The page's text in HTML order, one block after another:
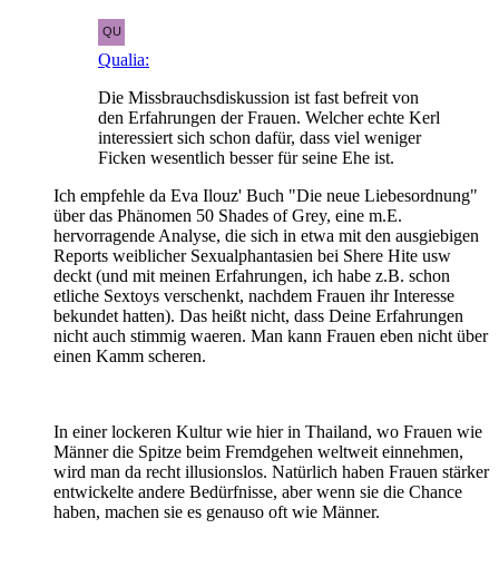
Qualia:
Die Missbrauchsdiskussion ist fast befreit von
den Erfahrungen der Frauen. Welcher echte Kerl
interessiert sich schon dafür, dass viel weniger
Ficken wesentlich besser für seine Ehe ist.
Ich empfehle da Eva Ilouz' Buch "Die neue Liebesordnung"
über das Phänomen 50 Shades of Grey, eine m.E.
hervorragende Analyse, die sich in etwa mit den ausgiebigen
Reports weiblicher Sexualphantasien bei Shere Hite usw
deckt (und mit meinen Erfahrungen, ich habe z.B. schon
etliche Sextoys verschenkt, nachdem Frauen ihr Interesse
bekundet hatten). Das heißt nicht, dass Deine Erfahrungen
nicht auch stimmig waeren. Man kann Frauen eben nicht über
einen Kamm scheren.
In einer lockeren Kultur wie hier in Thailand, wo Frauen wie
Männer die Spitze beim Fremdgehen weltweit einnehmen,
wird man da recht illusionslos. Natürlich haben Frauen stärker
entwickelte andere Bedürfnisse, aber wenn sie die Chance
haben, machen sie es genauso oft wie Männer.